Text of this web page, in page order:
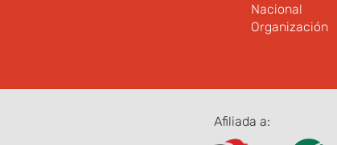
Nacional
Organización
Afiliada a: